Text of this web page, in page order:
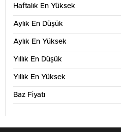
Haftalık En Yüksek
Aylık En Düşük
Aylık En Yüksek
Yıllık En Düşük
Yıllık En Yüksek
Baz Fiyatı